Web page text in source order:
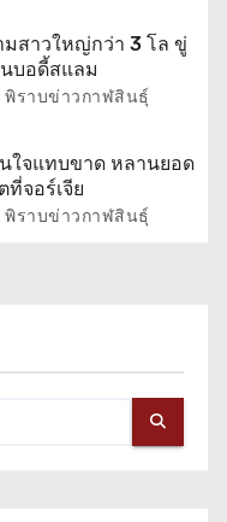
สาวใหญ่กว่า 3 โล ขู่
บอดี้สแลม
พิราบข่าวกาฬสินธุ์
ใจแทบขาด หลานยอด
จอร์เจีย
พิราบข่าวกาฬสินธุ์